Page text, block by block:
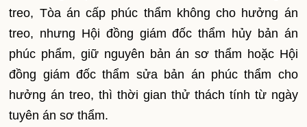
treo, Tòa án cấp phúc thẩm không cho hưởng án
treo, nhưng Hội đồng giám đốc thẩm hủy bản án
phúc phẩm, giữ nguyên bản án sơ thẩm hoặc Hội
đồng giám đốc thẩm sửa bản án phúc thẩm cho
hưởng án treo, thì thời gian thử thách tính từ ngày
tuyên án sơ thẩm.